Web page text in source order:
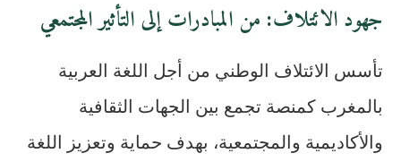
جهود الائتلاف: من المبادرات إلى التأثير المجتمعي
تأسس الائتلاف الوطني من أجل اللغة العربية
بالمغرب كمنصة تجمع بين الجهات الثقافية
والأكاديمية والمجتمعية، بهدف حماية وتعزيز اللغة